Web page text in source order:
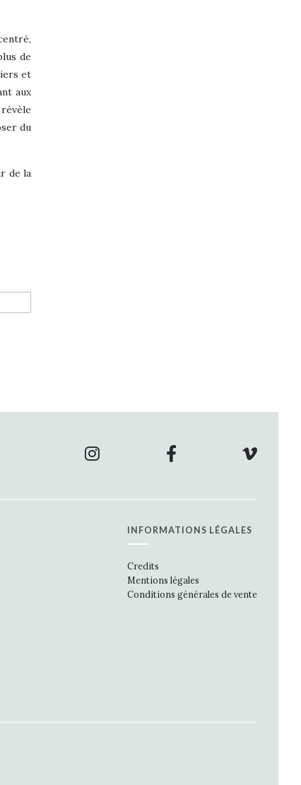
de
et
aux
du
de la
INFORMATIONS LÉGALES
Credits
Mentions légales
Conditions générales de vente